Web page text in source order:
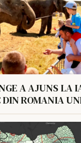
A AJUNS LA
ROMANIA